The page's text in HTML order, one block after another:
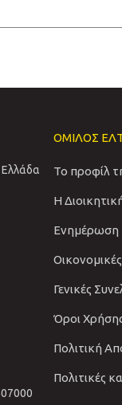
ΟΜΙΛΟΣ
Το προφίλ
Η
Ενημέρωση
Γενικές
Όροι
Πολιτική
Πολιτικές